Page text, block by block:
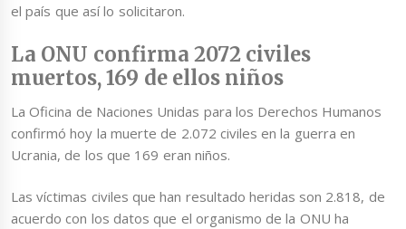
el país que así lo solicitaron.
La ONU confirma 2072 civiles
muertos, 169 de ellos niños
La Oficina de Naciones Unidas para los Derechos Humanos
confirmó hoy la muerte de 2.072 civiles en la guerra en
Ucrania, de los que 169 eran niños.
Las víctimas civiles que han resultado heridas son 2.818, de
acuerdo con los datos que el organismo de la ONU ha